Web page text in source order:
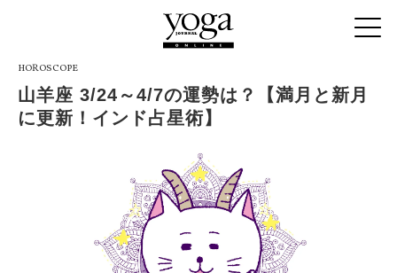
HOROSCOPE
山羊座 3/24～4/7の運勢は？【満月と新月
に更新！インド占星術】